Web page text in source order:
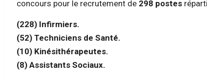
concours pour le recrutement de 298 postes
(228) Infirmiers.
(52) Techniciens de Santé.
(10) Kinésithérapeutes.
(8) Assistants Sociaux.